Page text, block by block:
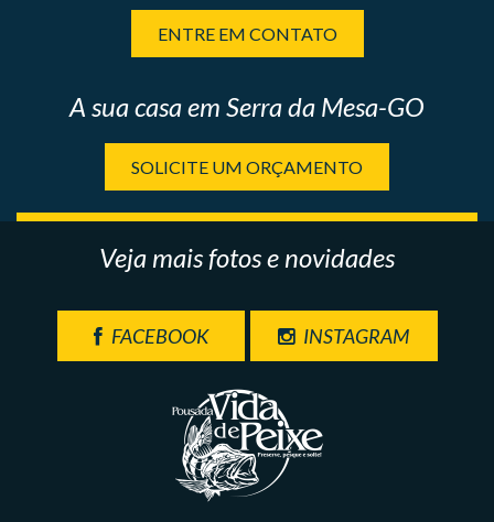
ENTRE EM CONTATO
A sua casa em Serra da Mesa-GO
SOLICITE UM ORÇAMENTO
Veja mais fotos e novidades
FACEBOOK INSTAGRAM